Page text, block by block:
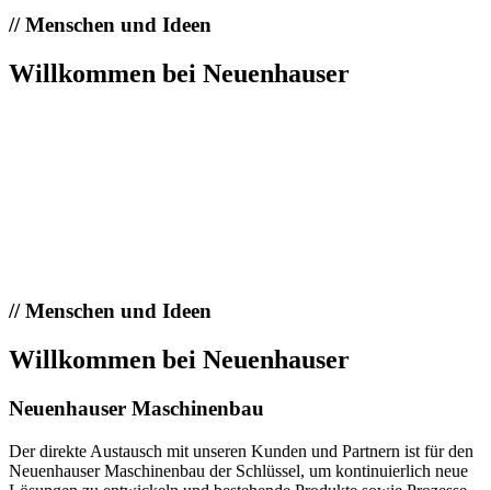
//Menschen und Ideen
Willkommen bei Neuenhauser
//Menschen und Ideen
Willkommen bei Neuenhauser
Neuenhauser Maschinenbau
Der direkte Austausch mit unseren Kunden und Partnern ist für den
Neuenhauser Maschinenbau der Schlüssel, um kontinuierlich neue